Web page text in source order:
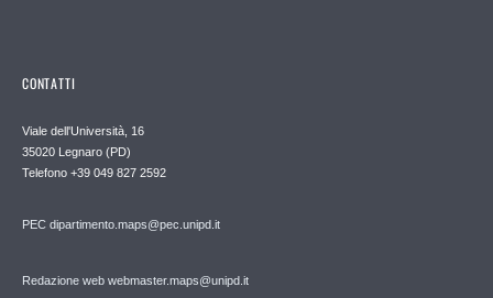
CONTATTI
Viale dell'Università, 16
35020 Legnaro (PD)
Telefono +39 049 827 2592
PEC dipartimento.maps@pec.unipd.it
Redazione web webmaster.maps@unipd.it